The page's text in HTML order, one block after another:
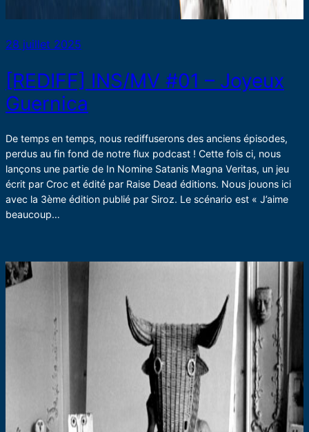
28 juillet 2025
[REDIFF] INS/MV #01 – Joyeux
Guernica
De temps en temps, nous rediffuserons des anciens épisodes,
perdus au fin fond de notre flux podcast ! Cette fois ci, nous
lançons une partie de In Nomine Satanis Magna Veritas, un jeu
écrit par Croc et édité par Raise Dead éditions. Nous jouons ici
avec la 3ème édition publié par Siroz. Le scénario est « J’aime
beaucoup…